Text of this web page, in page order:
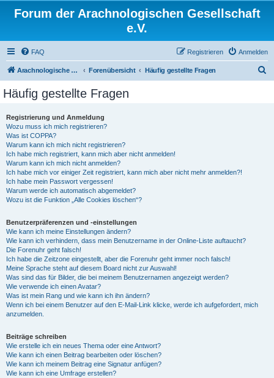
Forum der Arachnologischen Gesellschaft
e.V.
FAQ Anmelden
Registrieren
Arachnologische Gesellschaft e. V. Forenübersicht Häufig gestellte Fragen
Häufig gestellte Fragen
Registrierung und Anmeldung
Wozu muss ich mich registrieren?
Was ist COPPA?
Warum kann ich mich nicht registrieren?
Ich habe mich registriert, kann mich aber nicht anmelden!
Warum kann ich mich nicht anmelden?
Ich habe mich vor einiger Zeit registriert, kann mich aber nicht mehr anmelden?!
Ich habe mein Passwort vergessen!
Warum werde ich automatisch abgemeldet?
Wozu ist die Funktion „Alle Cookies löschen“?
Benutzerpräferenzen und -einstellungen
Wie kann ich meine Einstellungen ändern?
Wie kann ich verhindern, dass mein Benutzername in der Online-Liste auftaucht?
Die Forenuhr geht falsch!
Ich habe die Zeitzone eingestellt, aber die Forenuhr geht immer noch falsch!
Meine Sprache steht auf diesem Board nicht zur Auswahl!
Was sind das für Bilder, die bei meinem Benutzernamen angezeigt werden?
Wie verwende ich einen Avatar?
Was ist mein Rang und wie kann ich ihn ändern?
Wenn ich bei einem Benutzer auf den E-Mail-Link klicke, werde ich aufgefordert, mich
anzumelden.
Beiträge schreiben
Wie erstelle ich ein neues Thema oder eine Antwort?
Wie kann ich einen Beitrag bearbeiten oder löschen?
Wie kann ich meinem Beitrag eine Signatur anfügen?
Wie kann ich eine Umfrage erstellen?